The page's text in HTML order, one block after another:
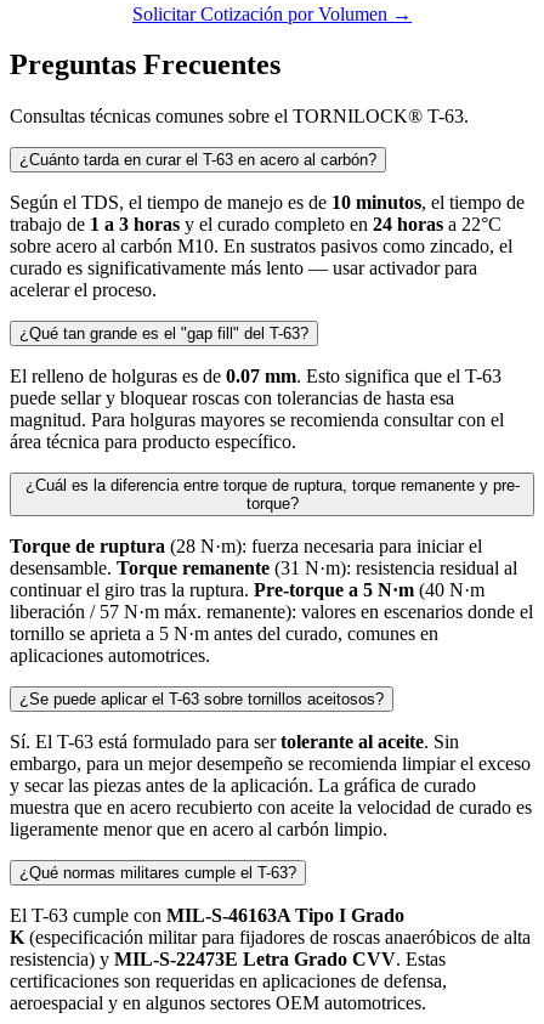
250ml
Líneas de ensamblaje, OEM automotriz, alto volumen continuo.
1
Plantas de producción, dispensadores automáticos, consumo
industrial alto.
Solicitar Cotización por Volumen →
Preguntas Frecuentes
Consultas técnicas comunes sobre el TORNILOCK® T-63.
¿Cuánto tarda en curar el T-63 en acero al carbón?